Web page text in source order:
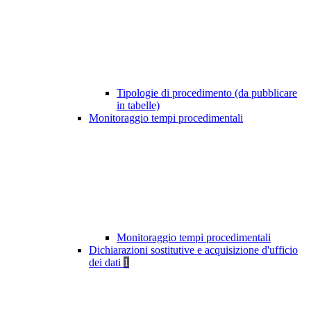
Tipologie di procedimento (da pubblicare
in tabelle)
Monitoraggio tempi procedimentali
Monitoraggio tempi procedimentali
Dichiarazioni sostitutive e acquisizione d'ufficio
dei dati 1